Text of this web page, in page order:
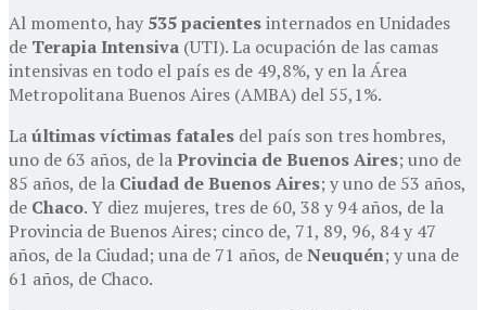
Al momento, hay 535 pacientesinternados en Unidades
de Terapia Intensiva (UTI). La ocupación de las camas
intensivas en todo el país es de 49,8%, y en la Área
Metropolitana Buenos Aires (AMBA) del 55,1%.
Laúltimas víctimas fatales del país son tres hombres,
uno de 63 años, de laProvincia de Buenos Aires; uno de
85 años, de la Ciudad de Buenos Aires; y uno de 53 años,
de Chaco. Y diez mujeres, tres de 60, 38 y 94 años, de la
Provincia de Buenos Aires; cinco de, 71, 89, 96, 84 y 47
años, de la Ciudad; una de 71 años, deNeuquén; y una de
61 años, de Chaco.